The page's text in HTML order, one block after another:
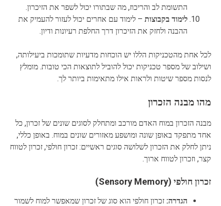
התשומת לב והריכוז, מה שבתורו יכול לשפר את הזיכרון.
לימוד בקבוצות – לימוד עם אחרים יכול לעזור להעמיק את
ההבנה ולחזק את הזיכרון דרך החלפת רעיונות ודיון.
לכל אחת מהטכניקות הללו יש הוכחות מדעיות שתומכות ביעילותה,
ושילוב של מספר טכניקות יכול להוביל לתוצאות הכי טובות. מומלץ
לנסות מספר שיטות ולראות אילו מתאימות ביותר לך.
מהו מבנה הזכרון
מבנה הזכרון במוח האדם מורכב ומתחלק לסוגים שונים של זכרון, כל
אחד מתפקד באופן שונה ומושפע מאזורים שונים במוח. באופן כללי,
ניתן לחלק את הזכרון לשלושה סוגים ראשיים: זכרון חולפי, זכרון לטווח
קצר, וזכרון לטווח ארוך.
זכרון חולפי (Sensory Memory)
הגדרה: זכרון חולפי הוא סוג של זכרון שמאפשר למוח לשמור